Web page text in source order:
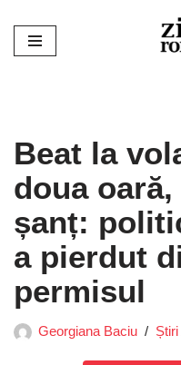
Sari
Beat la
doua
șanț:
a pierdut
permisul
Georgiana Baciu